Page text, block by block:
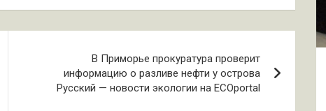
В Приморье прокуратура проверит
информацию о разливе нефти у острова
Русский — новости экологии на ECOportal